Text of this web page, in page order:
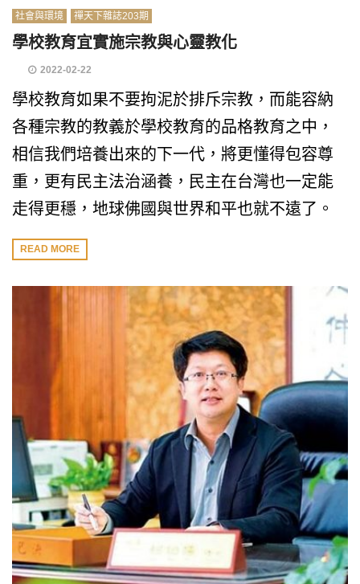
社會與環境 禪天下雜誌203期
學校教育宜實施宗教與心靈教化
2022-02-22
學校教育如果不要拘泥於排斥宗教，而能容納
各種宗教的教義於學校教育的品格教育之中，
相信我們培養出來的下一代，將更懂得包容尊
重，更有民主法治涵養，民主在台灣也一定能
走得更穩，地球佛國與世界和平也就不遠了。
READ MORE